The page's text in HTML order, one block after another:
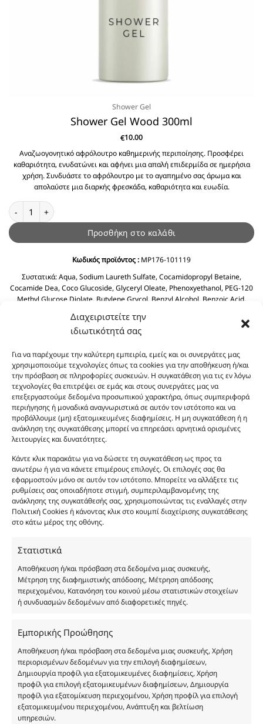
Διαχειριστείτε την
ιδιωτικότητά σας
Για να παρέχουμε την καλύτερη εμπειρία, εμείς και οι συνεργάτες μας
χρησιμοποιούμε τεχνολογίες όπως τα cookies για την αποθήκευση ή/και
την πρόσβαση σε πληροφορίες συσκευών. Η συγκατάθεση για τις εν λόγω
τεχνολογίες θα επιτρέψει σε εμάς και στους συνεργάτες μας να
επεξεργαστούμε δεδομένα προσωπικού χαρακτήρα, όπως συμπεριφορά
περιήγησης ή μοναδικά αναγνωριστικά σε αυτόν τον ιστότοπο και να
προβάλλουμε (μη) εξατομικευμένες διαφημίσεις. Η μη συγκατάθεση ή η
ανάκληση της συγκατάθεσης μπορεί να επηρεάσει αρνητικά ορισμένες
λειτουργίες και δυνατότητες.
Κάντε κλικ παρακάτω για να δώσετε τη συγκατάθεση ως προς τα
ανωτέρω ή για να κάνετε επιμέρους επιλογές. Οι επιλογές σας θα
εφαρμοστούν μόνο σε αυτόν τον ιστότοπο. Μπορείτε να αλλάξετε τις
ρυθμίσεις σας οποιαδήποτε στιγμή, συμπεριλαμβανομένης της
ανάκλησης της συγκατάθεσής σας, χρησιμοποιώντας τις εναλλαγές στην
Πολιτική Cookies ή κάνοντας κλικ στο κουμπί διαχείρισης συγκατάθεσης
στο κάτω μέρος της οθόνης.
Στατιστικά
Αποθήκευση ή/και πρόσβαση στα δεδομένα μιας συσκευής,
Μέτρηση της διαφημιστικής απόδοσης, Μέτρηση απόδοσης
περιεχομένου, Κατανόηση του κοινού μέσω στατιστικών στοιχείων
ή συνδυασμών δεδομένων από διαφορετικές πηγές.
Εμπορικής Προώθησης
Αποθήκευση ή/και πρόσβαση στα δεδομένα μιας συσκευής, Χρήση
περιορισμένων δεδομένων για την επιλογή διαφημίσεων,
Δημιουργία προφίλ για εξατομικευμένες διαφημίσεις, Χρήση
προφίλ για επιλογή εξατομικευμένων διαφημίσεων, Δημιουργία
προφίλ για εξατομίκευση περιεχομένου, Χρήση προφίλ για επιλογή
εξατομικευμένου περιεχομένου, Ανάπτυξη και βελτίωση
υπηρεσιών.
Shower Gel
Shower Gel Wood 300ml
€10.00
Αναζωογονητικό αφρόλουτρο καθημερινής περιποίησης. Προσφέρει
καθαριότητα, ενυδατώνει και αφήνει μια απαλή επιδερμίδα σε ημερήσια
χρήση. Συνδυάστε το αφρόλουτρο με το αγαπημένο σας άρωμα και
απολαύστε μια διαρκής φρεσκάδα, καθαριότητα και ευωδία.
Shower Gel Wood 300ml ποσότητα
Προσθήκη στο καλάθι
Κωδικός προϊόντος : MP176-101119
Συστατικά:Aqua, Sodium Laureth Sulfate, Cocamidopropyl Betaine,
Cocamide Dea, Coco Glucoside, Glyceryl Oleate, Phenoxyethanol, PEG-120
Methyl Glucose Diolate, Butylene Grycol, Benzyl Alcohol, Benzoic Acid,
Europaea (Olive) Fruit Olive Oil, Sodium Benzoate, Sodium Sulfate, Citric
Acid.
Οι φωτογραφίες των προϊόντων είναι ενδεικτικές
και δεν είναι προς πώληση το εικονιζόμενο προϊόν.
Σκοπός τους είναι η διευκόλυνση της επιλογής σας.
Σε καμία περίπτωση δεν αντιστοιχούν στα
αυθεντικά αρώματα και δεν ανταποκρίνονται στην
πραγματικότητα. Πρόθεση της επιχείρησης μας δεν
είναι η παραπλάνηση και η εξαπάτηση του
καταναλωτή. Όλα μας τα προϊόντα είναι τύπου, σε
αντίστοιχα αυθεντικά γνωστών οίκων. Οι
ονομασίες, οι εικόνες και τα σήματα των
προϊόντων αποτελούν αναφαίρετη και
κατοχυρωμένη εμπορικά ιδιοκτησία των
Δημιουργών-Οίκων. Οι εικόνες ενδέχεται να
Με επιφύλαξη κάθε νόμιμου δικαιώματος.
Eau de parfum
Αγίου Κωνσταντίνου 76